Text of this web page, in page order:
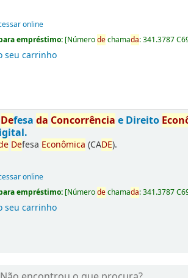
online
empréstimo: [Númerodechamada:341.3787
seu carrinho
Defesada Concorrência e Direito
Defesa Econômica (CADE).
online
empréstimo: [Númerodechamada:341.3787
seu carrinho